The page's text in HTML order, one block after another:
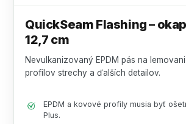
QuickSeam Flashing –
12,7 cm
Nevulkanizovaný EPDM pás na
profilov strechy a ďalších detailov.
EPDM a kovové profily musia byť
Plus.